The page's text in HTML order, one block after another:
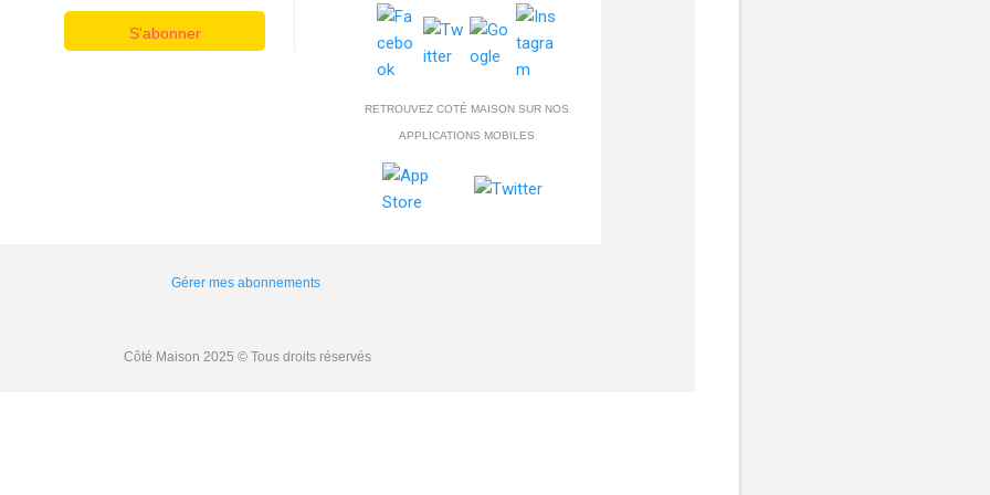
S'abonner
RETROUVEZ COTÉ MAISON SUR NOS
APPLICATIONS MOBILES
Gérer mes abonnements
Côté Maison 2025 © Tous droits réservés